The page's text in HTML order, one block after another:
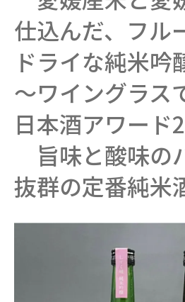
仕込んだ、フル
ドライな純米吟
～ワイングラス
日本酒アワード
旨味と酸味の
抜群の定番純米